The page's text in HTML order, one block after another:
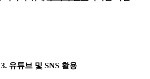
3. 유튜브 및 SNS 활용